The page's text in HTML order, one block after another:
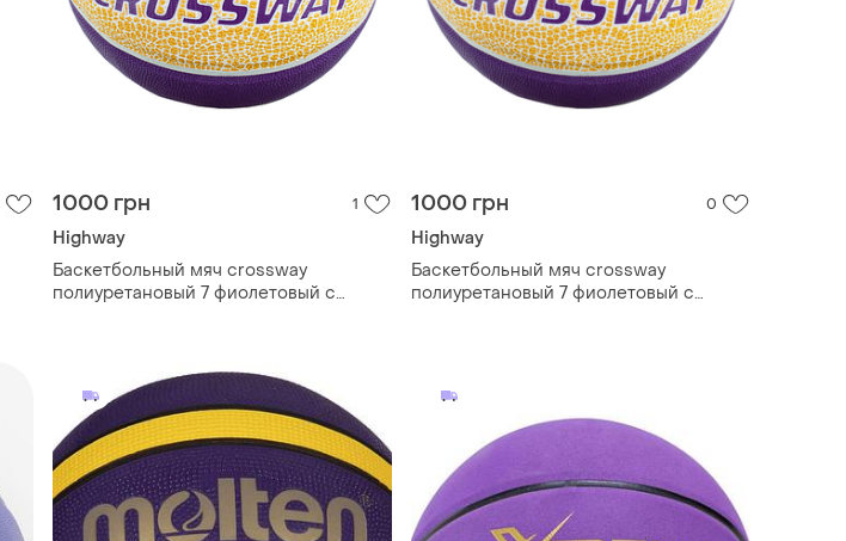
1000 грн 1
Highway
Баскетбольный мяч crossway
полиуретановый 7 фиолетовый с
1000 грн 0
Highway
Баскетбольный мяч crossway
полиуретановый 7 фиолетовый с